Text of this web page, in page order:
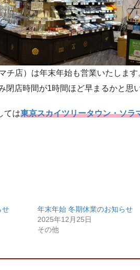
チ店）は年末年始も営業いたしま
閉店時間が1時間ほど早まるかと思
ては東京スカイツリータウン・ソラ
せ
年末年始 冬期休業のお知らせ
2025年12月25日
その他